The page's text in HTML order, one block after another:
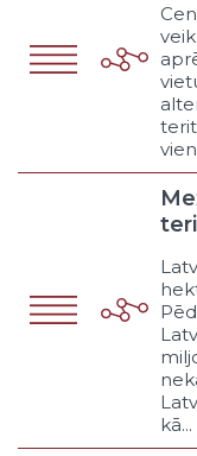
Klasifikators
kā...